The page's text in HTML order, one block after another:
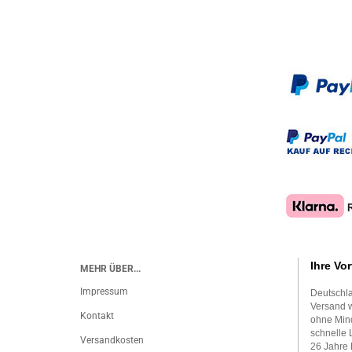
MEHR ÜBER...
Impressum
Kontakt
Versandkosten
Ihre
Versand
ohne
schnelle
26 Jahre